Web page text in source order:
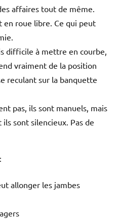
affaires tout de même.
en roue libre. Ce qui peut
difficile à mettre en courbe,
vraiment de la position
reculant sur la banquette
pas, ils sont manuels, mais
sont silencieux. Pas de
allonger les jambes